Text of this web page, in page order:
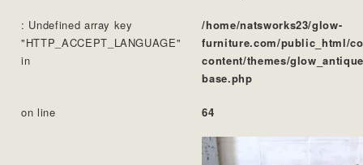
: Undefined array key
"HTTP_ACCEPT_LANGUAGE"
in
/home/natsworks23/glow-
furniture.com/public_html/
content/themes/
base.php
on line 64